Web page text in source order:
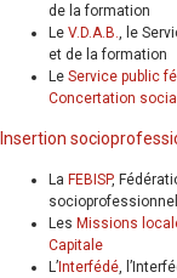
de la formation
Le V.D.A.B.
, le
et de la formation
Le Service public
Concertation
Insertion
La FEBISP,
Les Missions
Capitale
L’Interfédé ,